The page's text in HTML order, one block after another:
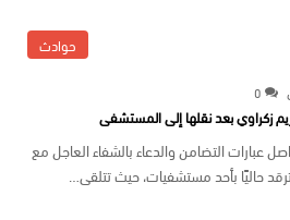
حوادث
0
زكراوي بعد نقلها إلى المستشفى
عبارات التضامن والدعاء بالشفاء العاجل مع
حاليًا بأحد مستشفيات، حيث تتلقى…